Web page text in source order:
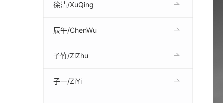
徐清/XuQing
辰午/ChenWu
子竹/ZiZhu
子一/ZiYi